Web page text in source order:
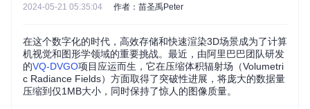
2024-05-21 05:35:04 作者：苗圣禹Peter
在这个数字化的时代，高效存储和快速渲染3D场景成为了计算
机视觉和图形学领域的重要挑战。最近，由阿里巴巴团队研发
的VQ-DVGO项目应运而生，它在压缩体积辐射场（Volumetri
c Radiance Fields）方面取得了突破性进展，将庞大的数据量
压缩到仅1MB大小，同时保持了惊人的图像质量。